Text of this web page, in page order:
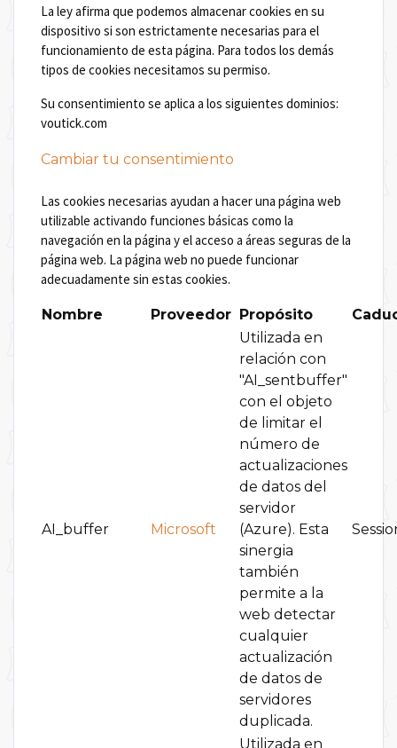
La ley afirma que podemos almacenar cookies en su
dispositivo si son estrictamente necesarias para el
funcionamiento de esta página. Para todos los demás
tipos de cookies necesitamos su permiso.
Su consentimiento se aplica a los siguientes dominios:
voutick.com
Cambiar tu consentimiento
Las cookies necesarias ayudan a hacer una página web
utilizable activando funciones básicas como la
navegación en la página y el acceso a áreas seguras de la
página web. La página web no puede funcionar
adecuadamente sin estas cookies.
Nombre Proveedor Propósito
AI_buffer Microsoft
Utilizada en
relación con
"AI_sentbuffer"
con el objeto
de limitar el
número de
actualizaciones
de datos del
servidor
(Azure). Esta
sinergia
también
permite a la
web detectar
cualquier
actualización
de datos de
servidores
duplicada.
Utilizada en